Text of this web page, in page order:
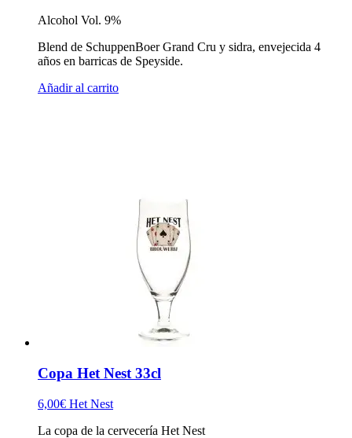
Alcohol Vol. 9%
Blend de SchuppenBoer Grand Cru y sidra, envejecida 4
años en barricas de Speyside.
Añadir al carrito
Copa Het Nest 33cl
6,00€ Het Nest
La copa de la cervecería Het Nest